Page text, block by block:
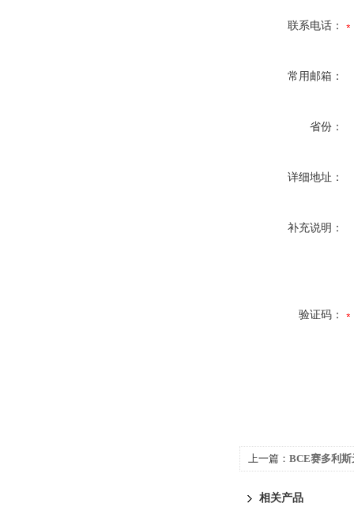
联系电话：
常用邮箱：
省份：
详细地址：
补充说明：
验证码：
上一篇： BCE赛多利
相关产品